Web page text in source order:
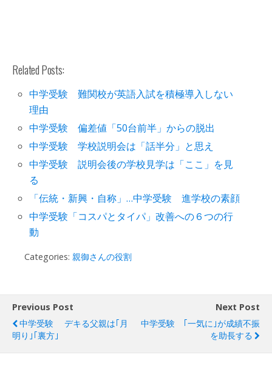
Related Posts:
中学受験 難関校が英語入試を積極導入しない
理由
中学受験 偏差値「50台前半」からの脱出
中学受験 学校説明会は「話半分」と思え
中学受験 説明会後の学校見学は「ここ」を見
る
「伝統・新興・自称」…中学受験 進学校の素顔
中学受験「コスパとタイパ」改善への６つの行
動
Categories: 親御さんの役割
Previous Post
中学受験 デキる父親は｢月
明り｣｢裏方｣
Next Post
中学受験 ｢一気に｣が成績不振
を助長する